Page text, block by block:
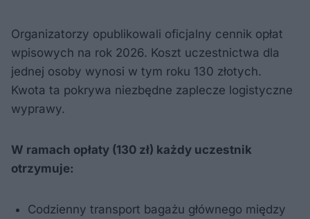
Organizatorzy opublikowali oficjalny cennik opłat
wpisowych na rok 2026. Koszt uczestnictwa dla
jednej osoby wynosi w tym roku 130 złotych.
Kwota ta pokrywa niezbędne zaplecze logistyczne
wyprawy.
W ramach opłaty (130 zł) każdy uczestnik
otrzymuje:
Codzienny transport bagażu głównego między